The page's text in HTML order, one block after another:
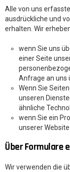
Alle von uns
ausdrückliche und
erhalten. Wir
wenn Sie uns
einer Seite
Anfrage an uns
Wenn Sie
unseren
ähnliche
wenn Sie ein
unserer
Über Formulare
Wir verwenden die